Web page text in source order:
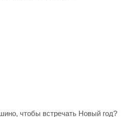
чтобы встречать Новый год?